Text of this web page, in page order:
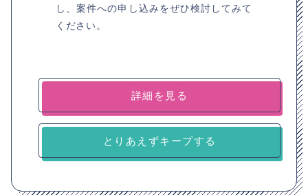
し、案件への申し込みをぜひ検討してみて
ください。
詳細を見る
とりあえずキープする